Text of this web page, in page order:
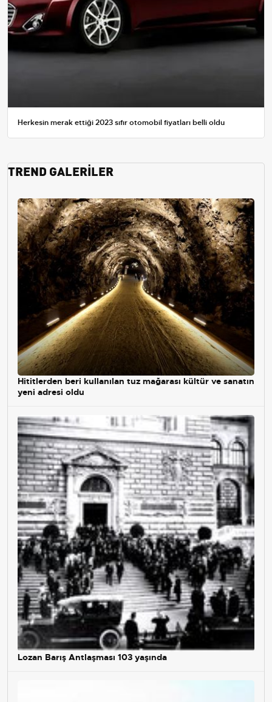
Herkesin merak ettiği 2023 sıfır otomobil fiyatları belli oldu
TREND GALERİLER
Hititlerden beri kullanılan tuz mağarası kültür ve sanatın
yeni adresi oldu
Lozan Barış Antlaşması 103 yaşında